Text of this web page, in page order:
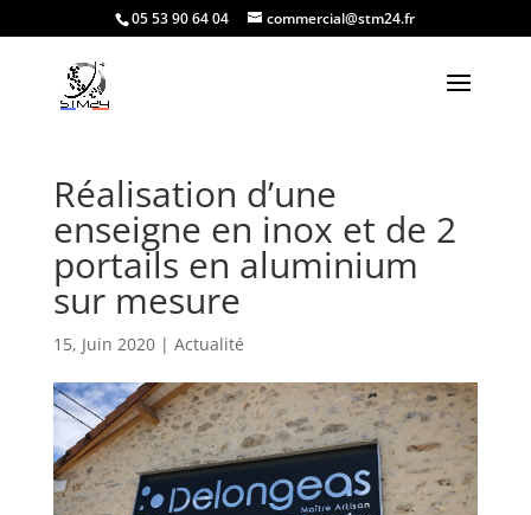
05 53 90 64 04 commercial@stm24.fr
Réalisation d’une
enseigne en inox et de 2
portails en aluminium
sur mesure
15, Juin 2020| Actualité